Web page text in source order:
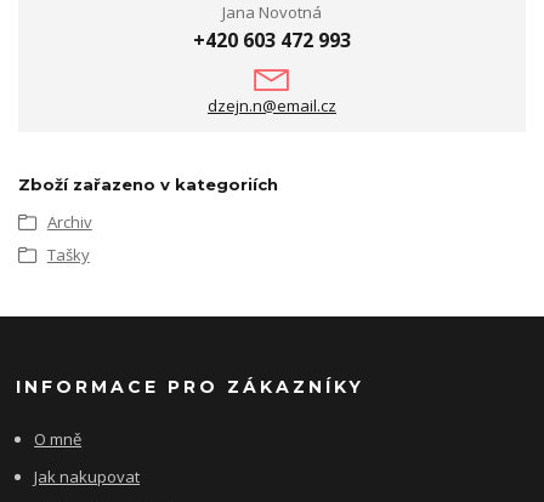
Jana Novotná
+420 603 472 993
dzejn.n@email.cz
Zboží zařazeno v kategoriích
Archiv
Tašky
INFORMACE PRO ZÁKAZNÍKY
O mně
Jak nakupovat